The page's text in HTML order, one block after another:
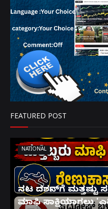
FEATURED POST
NATIONAL
ನಟ ದರ್ಶನ್‌ಗೆ ಮತ್ತಷ್ಟು
ಮಾಫಿ ಸಾಕ್ಷಿಯಾಗಲು